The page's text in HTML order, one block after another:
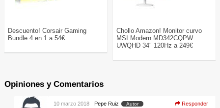
Descuento! Corsair Gaming
Bundle 4 en 1 a 54€
Chollo Amazon! Monitor curvo
MSI Modern MD342CQPW
UWQHD 34″ 120Hz a 249€
Opiniones y Comentarios
Pepe Ruiz Autor
10 marzo 2018 Responder